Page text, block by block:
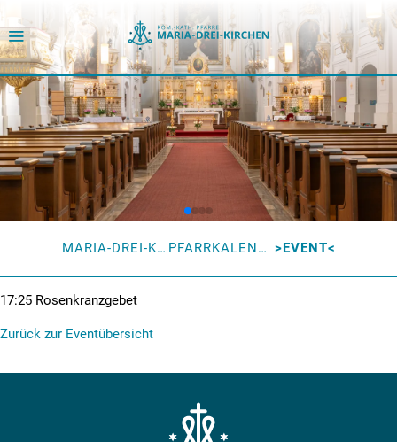
MARIA-DREI-KIRCHEN PFARRKALENDER EVENT
17:25 Rosenkranzgebet
Zurück zur Eventübersicht